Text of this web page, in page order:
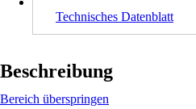
Technisches Datenblatt
Beschreibung
Bereich überspringen